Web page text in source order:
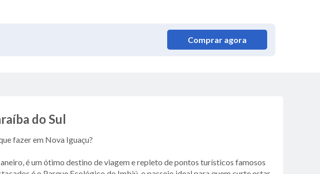
Comprar agora
do Sul
fazer em Nova Iguaçu?
é um ótimo destino de viagem e repleto de pontos turísticos famosos